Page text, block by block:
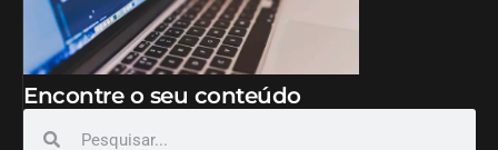
Encontre o seu conteúdo